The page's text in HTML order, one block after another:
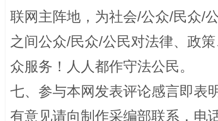
网上购药对药下症？
联网主阵地，为社会/公众/民众/
之间公众/民众/公民对法律、政
众服务！人人都作守法公民。
七、参与本网发表评论感言即表
有意见请向制作采编部联系，电